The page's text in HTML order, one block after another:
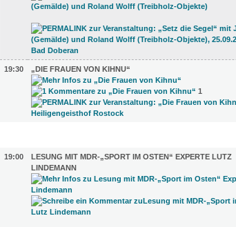
19:30 „DIE FRAUEN VON KIHNU“
1
19:00
LESUNG MIT MDR-„SPORT IM OSTEN“ EXPERTE LUTZ
LINDEMANN